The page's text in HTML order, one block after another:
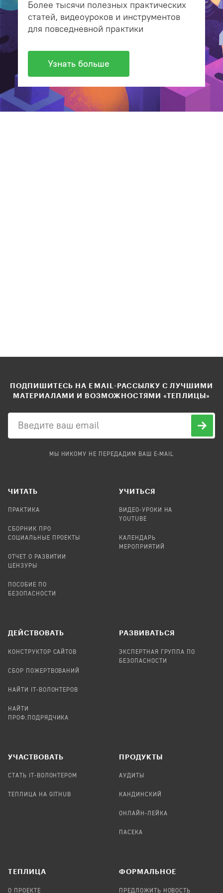
Более тысячи полезных практических
статей, видеоуроков и инструментов
для повседневной практики
Узнать больше
ПОДПИШИТЕСЬ НА EMAIL-РАССЫЛКУ С ЛУЧШИМИ
МАТЕРИАЛАМИ И ВОЗМОЖНОСТЯМИ «ТЕПЛИЦЫ»
МЫ НИКОМУ НЕ ПЕРЕДАДИМ ВАШ E-MAIL
ЧИТАТЬ
ПРАКТИКА
СБОРНИК ПРО
СОЦИАЛЬНЫЕ ПРОЕКТЫ
ОТЧЕТ О РАЗВИТИИ
ЦЕНЗУРЫ
ПОСОБИЕ ПО
БЕЗОПАСНОСТИ
УЧИТЬСЯ
ВИДЕО-УРОКИ НА
YOUTUBE
КАЛЕНДАРЬ
МЕРОПРИЯТИЙ
ДЕЙСТВОВАТЬ
КОНСТРУКТОР САЙТОВ
СБОР ПОЖЕРТВОВАНИЙ
НАЙТИ IT-ВОЛОНТЕРОВ
НАЙТИ
ПРОФ.ПОДРЯДЧИКА
РАЗВИВАТЬСЯ
ЭКСПЕРТНАЯ ГРУППА ПО
БЕЗОПАСНОСТИ
УЧАСТВОВАТЬ
СТАТЬ IT-ВОЛОНТЕРОМ
ТЕПЛИЦА НА GITHUB
ПРОДУКТЫ
АУДИТЫ
КАНДИНСКИЙ
ОНЛАЙН-ЛЕЙКА
ПАСЕКА
TЕПЛИЦА
О ПРОЕКТЕ
ФОРМАЛЬНОЕ
ПРЕДЛОЖИТЬ НОВОСТЬ